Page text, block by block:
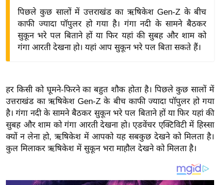
द्यो
वि
शे
ष
ज्ञ
रा
पिछले कुछ सालों में उत्तराखंड का ऋषिकेश Gen-Z के बीच
काफी ज्यादा पॉपुलर हो गया है। गंगा नदी के सामने बैठकर
सुकून भरे पल बिताने हों या फिर यहां की सुबह और शाम को
गंगा आरती देखना हो। यहां आप सुकून भरे पल बिता सकते हैं।
हर किसी को घूमने-फिरने का बहुत शौक होता है। पिछले कुछ सालों में
उत्तराखंड का ऋषिकेश Gen-Z के बीच काफी ज्यादा पॉपुलर हो गया
है। गंगा नदी के सामने बैठकर सुकून भरे पल बिताने हों या फिर यहां की
सुबह और शाम को गंगा आरती देखना हो। एडवेंचर एक्टिविटी में हिस्सा
क्यों न लेना हो, ऋषिकेश में आपको यह सबकुछ देखने को मिलता है।
कुल मिलाकर ऋषिकेश में सुकून भरा माहौल देखने को मिलता है।